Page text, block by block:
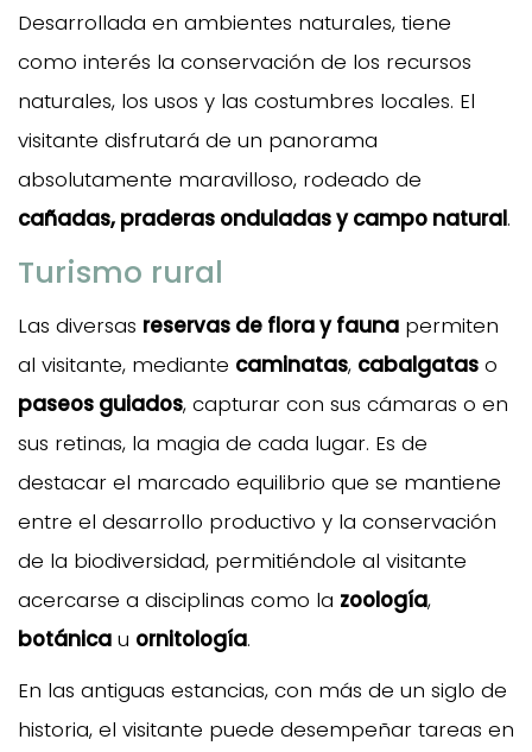
Desarrollada en ambientes naturales, tiene
como interés la conservación de los recursos
naturales, los usos y las costumbres locales. El
visitante disfrutará de un panorama
absolutamente maravilloso, rodeado de
cañadas, praderas onduladas y campo natural.
Turismo rural
Las diversas reservas de flora y fauna permiten
al visitante, mediante caminatas, cabalgatas o
paseos guiados, capturar con sus cámaras o en
sus retinas, la magia de cada lugar. Es de
destacar el marcado equilibrio que se mantiene
entre el desarrollo productivo y la conservación
de la biodiversidad, permitiéndole al visitante
acercarse a disciplinas como la zoología,
botánica u ornitología.
En las antiguas estancias, con más de un siglo de
historia, el visitante puede desempeñar tareas en